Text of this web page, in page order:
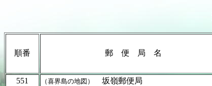
順番 郵 便 局 名
551 （喜界島の地図） 坂嶺郵便局